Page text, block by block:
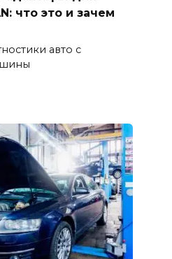
что это и зачем
авто с